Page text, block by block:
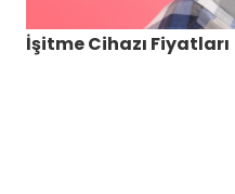
İşitme Cihazı Fiyatları